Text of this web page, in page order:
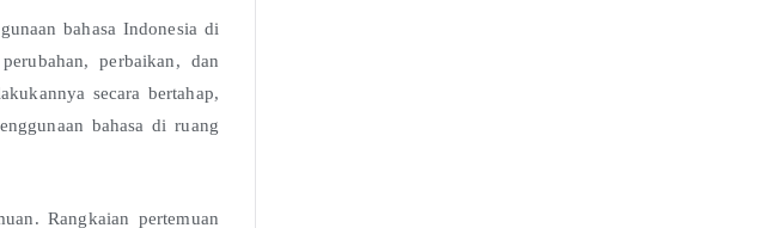
bahasa Indonesia di
perbaikan, dan
secara bertahap,
bahasa di ruang
Rangkaian pertemuan